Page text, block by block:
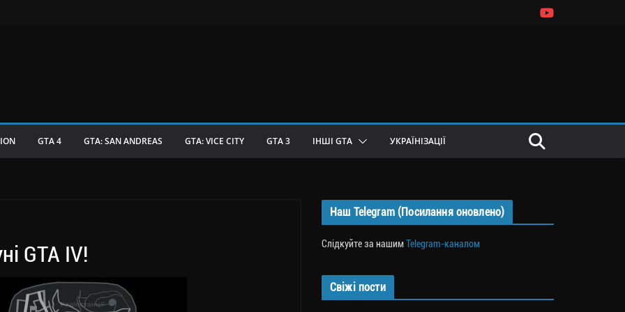
GTA 4 GTA: SAN ANDREAS GTA: VICE CITY GTA 3 ІНШІ GTA УКРАЇНІЗАЦІЇ
GTA IV!
Наш Telegram (Посилання оновлено)
Слідкуйте за нашимTelegram-каналом
Свіжі пости